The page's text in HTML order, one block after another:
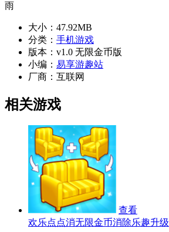
雨
大小： 47.92MB
分类： 手机游戏
版本： v1.0 无限金币版
小编： 易享游趣站
厂商： 互联网
相关游戏
查看
欢乐点点消无限金币消除乐趣升级